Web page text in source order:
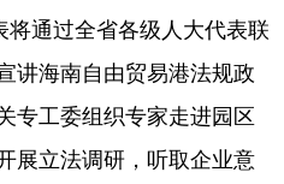
通过全省各级人大代表联
讲海南自由贸易港法规政
专工委组织专家走进园区
展立法调研，听取企业意